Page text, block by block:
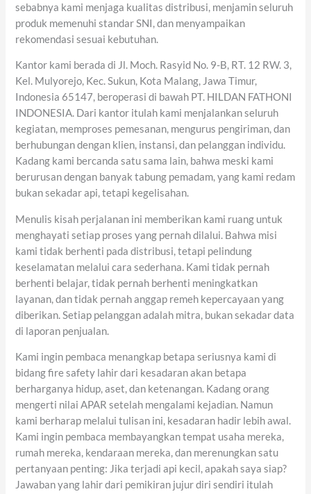
sebabnya kami menjaga kualitas distribusi, menjamin seluruh
produk memenuhi standar SNI, dan menyampaikan
rekomendasi sesuai kebutuhan.
Kantor kami berada di Jl. Moch. Rasyid No. 9-B, RT. 12 RW. 3,
Kel. Mulyorejo, Kec. Sukun, Kota Malang, Jawa Timur,
Indonesia 65147, beroperasi di bawah PT. HILDAN FATHONI
INDONESIA. Dari kantor itulah kami menjalankan seluruh
kegiatan, memproses pemesanan, mengurus pengiriman, dan
berhubungan dengan klien, instansi, dan pelanggan individu.
Kadang kami bercanda satu sama lain, bahwa meski kami
berurusan dengan banyak tabung pemadam, yang kami redam
bukan sekadar api, tetapi kegelisahan.
Menulis kisah perjalanan ini memberikan kami ruang untuk
menghayati setiap proses yang pernah dilalui. Bahwa misi
kami tidak berhenti pada distribusi, tetapi pelindung
keselamatan melalui cara sederhana. Kami tidak pernah
berhenti belajar, tidak pernah berhenti meningkatkan
layanan, dan tidak pernah anggap remeh kepercayaan yang
diberikan. Setiap pelanggan adalah mitra, bukan sekadar data
di laporan penjualan.
Kami ingin pembaca menangkap betapa seriusnya kami di
bidang fire safety lahir dari kesadaran akan betapa
berharganya hidup, aset, dan ketenangan. Kadang orang
mengerti nilai APAR setelah mengalami kejadian. Namun
kami berharap melalui tulisan ini, kesadaran hadir lebih awal.
Kami ingin pembaca membayangkan tempat usaha mereka,
rumah mereka, kendaraan mereka, dan merenungkan satu
pertanyaan penting: Jika terjadi api kecil, apakah saya siap?
Jawaban yang lahir dari pemikiran jujur diri sendiri itulah